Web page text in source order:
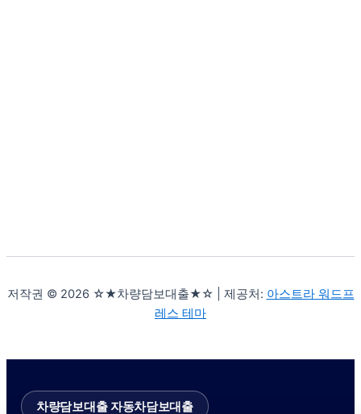
저작권 © 2026 ☆★차량담보대출★☆ | 제공처: 아스트라 워드프
레스 테마
차량담보대출 자동차담보대출